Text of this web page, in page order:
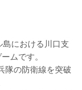
島における川口支
ムです。
隊の防衛線を突破